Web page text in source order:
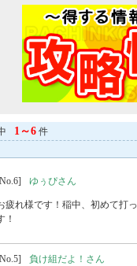
1～6 件
ゆぅぴさん
疲れ様です！稲中、初めて打
！
負け組だよ！さん